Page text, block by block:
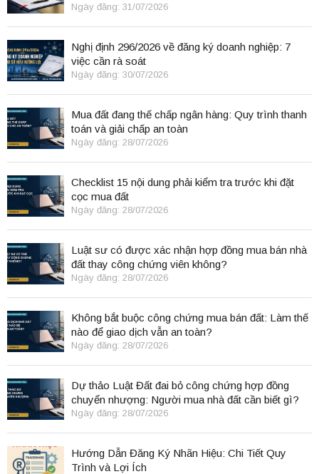
Ngày đăng: 31/07/2026
Nghị định 296/2026 về đăng ký doanh nghiệp: 7
việc cần rà soát
Ngày đăng: 30/07/2026
Mua đất đang thế chấp ngân hàng: Quy trình thanh
toán và giải chấp an toàn
Ngày đăng: 28/07/2026
Checklist 15 nội dung phải kiểm tra trước khi đặt
cọc mua đất
Ngày đăng: 28/07/2026
Luật sư có được xác nhận hợp đồng mua bán nhà
đất thay công chứng viên không?
Ngày đăng: 28/07/2026
Không bắt buộc công chứng mua bán đất: Làm thế
nào để giao dịch vẫn an toàn?
Ngày đăng: 28/07/2026
Dự thảo Luật Đất đai bỏ công chứng hợp đồng
chuyển nhượng: Người mua nhà đất cần biết gì?
Ngày đăng: 28/07/2026
Hướng Dẫn Đăng Ký Nhãn Hiệu: Chi Tiết Quy
Trình và Lợi Ích